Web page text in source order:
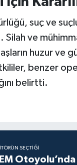
suç ve
ve
huzur ve
benzer
belirtti.
SEÇTIĞI
Otoyolu’nda